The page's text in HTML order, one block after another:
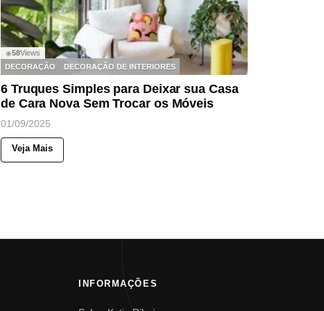
◉58Views
DECORAÇÃO
DECORAÇÃO DE INTERIORES
6 Truques Simples para Deixar sua Casa
de Cara Nova Sem Trocar os Móveis
01/09/2025
Veja Mais
INFORMAÇÕES